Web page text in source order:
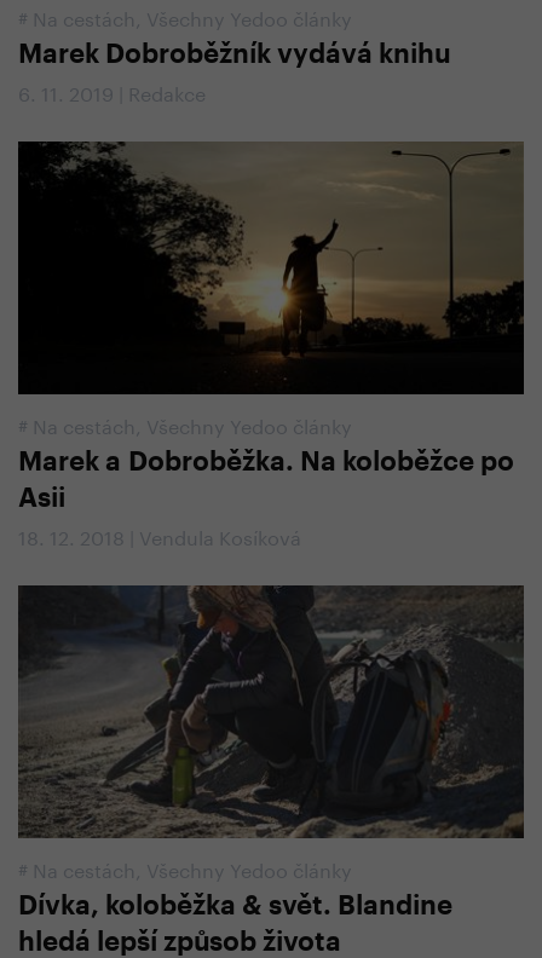
# Na cestách Všechny Yedoo články
Marek Dobroběžník vydává knihu
6. 11. 2019 | Redakce
# Na cestách Všechny Yedoo články
Marek a Dobroběžka. Na koloběžce po
Asii
18. 12. 2018 | Vendula Kosíková
# Na cestách Všechny Yedoo články
Dívka, koloběžka & svět. Blandine
hledá lepší způsob života